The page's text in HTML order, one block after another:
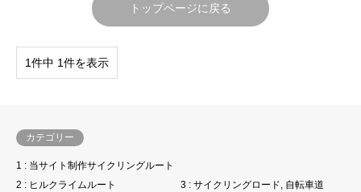
トップページに戻る
1件中 1件を表示
カテゴリー
1 : 当サイト制作サイクリングルート
2 : ヒルクライムルート
3 : サイクリングロード, 自転車道